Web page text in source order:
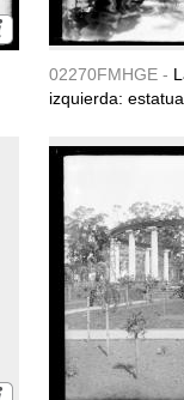
02270FMHGE -
izquierda: